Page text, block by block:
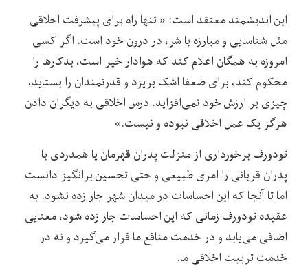
این اندیشمند معتقد است: « تنها راه برای پیشرفت اخلاقی
مثل شناسایی و مبارزه با شر، در درون خود است. اگر کسی
امروزه به همگان اعلام کند که هوادار خیر است، بدکارها را
محکوم کند، برای ضعفا اشک بریزد و قدرتمندان را بستاید،
چیزی بر ارزش خود نمی‌افزاید. درس اخلاقی به دیگران دادن
هرگز یک عمل اخلاقی نبوده و نیست.»
تودورف برخورداری از منزلت پدران قهرمان یا همدردی با
پدران قربانی را امری طبیعی و حتی تحسین برانگیز دانست
اما تا آنجا که این احساسات در میدان شهر جار زده نشود. به
عقیده تودورف زمانی که این احساسات جار زده شود، معنایی
اضافی می‌یابد و در خدمت منافع ما قرار می‌گیرد و نه در
خدمت تربیت اخلاقی ما.